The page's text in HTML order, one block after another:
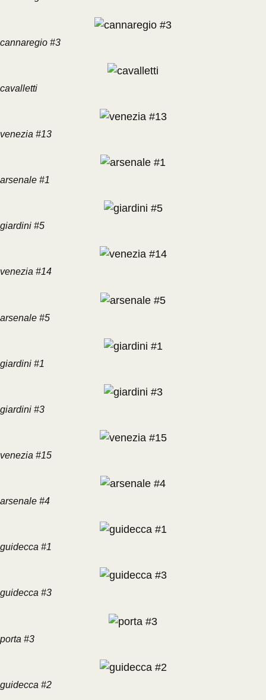
cannaregio #3
cavalletti
venezia #13
arsenale #1
giardini #5
venezia #14
arsenale #5
giardini #1
giardini #3
venezia #15
arsenale #4
guidecca #1
guidecca #3
porta #3
guidecca #2